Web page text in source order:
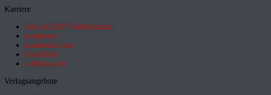
Karriere
Jobs im ZEIT Stellenmarkt
academics
academics.com
GoodJobs
e-fellows.net
Verlagsangebote